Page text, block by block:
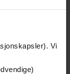
Vi
Vi anbefaler